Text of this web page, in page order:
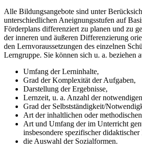
Alle Bildungsangebote sind unter
unterschiedlichen Aneignungsstufen auf
Förderplans differenziert zu planen und zu
der inneren und äußeren Differenzierung
den Lernvoraussetzungen des einzelnen
Lerngruppe. Sie können sich u. a. beziehen
Umfang der Lerninhalte,
Grad der Komplexität der Aufgaben,
Darstellung der Ergebnisse,
Lernzeit, u. a. Anzahl der
Grad der Selbstständigkeit/
Art der inhaltlichen oder
Art und Umfang der im Unterricht
insbesondere spezifischer
die Auswahl der Sozialformen.